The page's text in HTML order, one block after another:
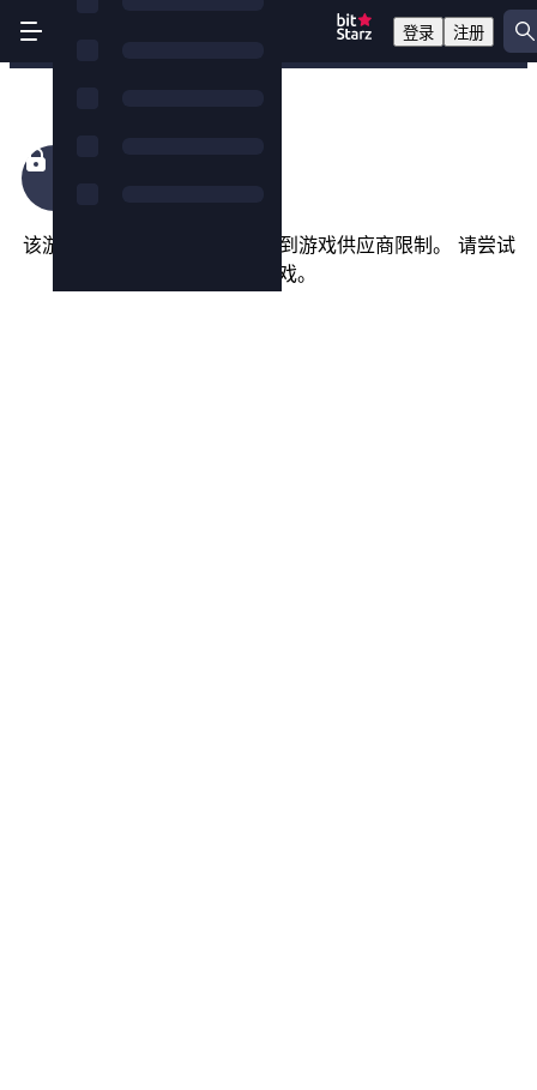
登录 注册
Fairytale Legends: Hansel and Gretel
该游戏在您所在的国家/地区受到游戏供应商限制。 请尝试
以下游戏。